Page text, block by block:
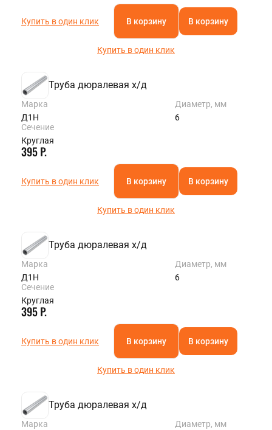
Купить в один клик В корзину В корзину
Купить в один клик
Труба дюралевая х/д
Марка
Д1Н
Диаметр, мм
6
Сечение
Круглая
395 Р.
Купить в один клик В корзину В корзину
Купить в один клик
Труба дюралевая х/д
Марка
Д1Н
Диаметр, мм
6
Сечение
Круглая
395 Р.
Купить в один клик В корзину В корзину
Купить в один клик
Труба дюралевая х/д
Марка
Диаметр, мм